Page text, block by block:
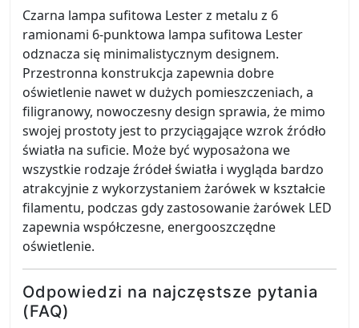
Czarna lampa sufitowa Lester z metalu z 6
ramionami 6-punktowa lampa sufitowa Lester
odznacza się minimalistycznym designem.
Przestronna konstrukcja zapewnia dobre
oświetlenie nawet w dużych pomieszczeniach, a
filigranowy, nowoczesny design sprawia, że mimo
swojej prostoty jest to przyciągające wzrok źródło
światła na suficie. Może być wyposażona we
wszystkie rodzaje źródeł światła i wygląda bardzo
atrakcyjnie z wykorzystaniem żarówek w kształcie
filamentu, podczas gdy zastosowanie żarówek LED
zapewnia współczesne, energooszczędne
oświetlenie.
Odpowiedzi na najczęstsze pytania
(FAQ)